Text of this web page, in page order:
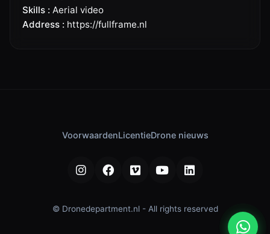
Skills : Aerial video
Address : https://fullframe.nl
VoorwaardenLicentieDrone nieuws
© Dronedepartment.nl - All rights reserved